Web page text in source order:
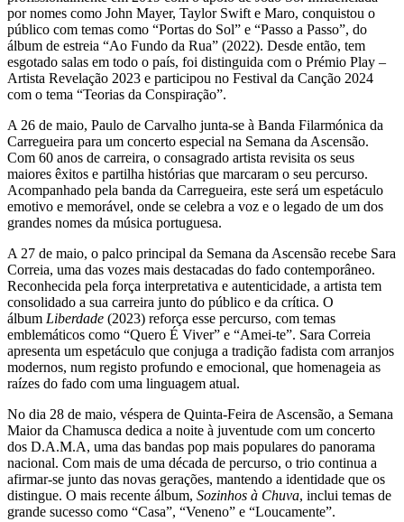
por nomes como John Mayer, Taylor Swift e Maro, conquistou o
público com temas como “Portas do Sol” e “Passo a Passo”, do
álbum de estreia “Ao Fundo da Rua” (2022). Desde então, tem
esgotado salas em todo o país, foi distinguida com o Prémio Play –
Artista Revelação 2023 e participou no Festival da Canção 2024
com o tema “Teorias da Conspiração”.
A 26 de maio, Paulo de Carvalho junta-se à Banda Filarmónica da
Carregueira para um concerto especial na Semana da Ascensão.
Com 60 anos de carreira, o consagrado artista revisita os seus
maiores êxitos e partilha histórias que marcaram o seu percurso.
Acompanhado pela banda da Carregueira, este será um espetáculo
emotivo e memorável, onde se celebra a voz e o legado de um dos
grandes nomes da música portuguesa.
A 27 de maio, o palco principal da Semana da Ascensão recebe Sara
Correia, uma das vozes mais destacadas do fado contemporâneo.
Reconhecida pela força interpretativa e autenticidade, a artista tem
consolidado a sua carreira junto do público e da crítica. O
álbum Liberdade (2023) reforça esse percurso, com temas
emblemáticos como “Quero É Viver” e “Amei-te”. Sara Correia
apresenta um espetáculo que conjuga a tradição fadista com arranjos
modernos, num registo profundo e emocional, que homenageia as
raízes do fado com uma linguagem atual.
No dia 28 de maio, véspera de Quinta-Feira de Ascensão, a Semana
Maior da Chamusca dedica a noite à juventude com um concerto
dos D.A.M.A, uma das bandas pop mais populares do panorama
nacional. Com mais de uma década de percurso, o trio continua a
afirmar-se junto das novas gerações, mantendo a identidade que os
distingue. O mais recente álbum, Sozinhos à Chuva, inclui temas de
grande sucesso como “Casa”, “Veneno” e “Loucamente”.